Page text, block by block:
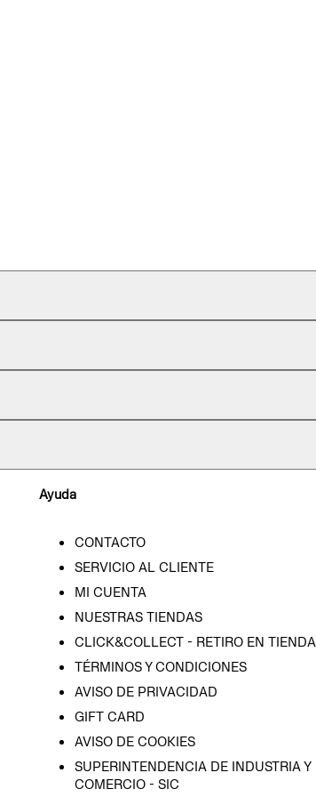
Ayuda
CONTACTO
SERVICIO AL CLIENTE
MI CUENTA
NUESTRAS TIENDAS
CLICK&COLLECT - RETIRO EN TIENDA
TÉRMINOS Y CONDICIONES
AVISO DE PRIVACIDAD
GIFT CARD
AVISO DE COOKIES
SUPERINTENDENCIA DE INDUSTRIA Y
COMERCIO - SIC